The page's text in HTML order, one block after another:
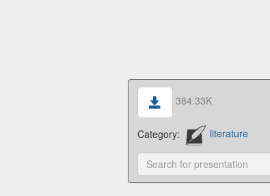
384.33K
Category: literature